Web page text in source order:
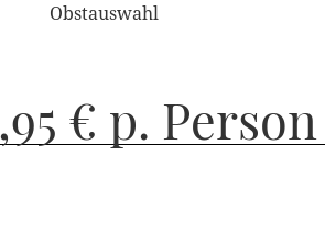
Obstauswahl
€ p. Person